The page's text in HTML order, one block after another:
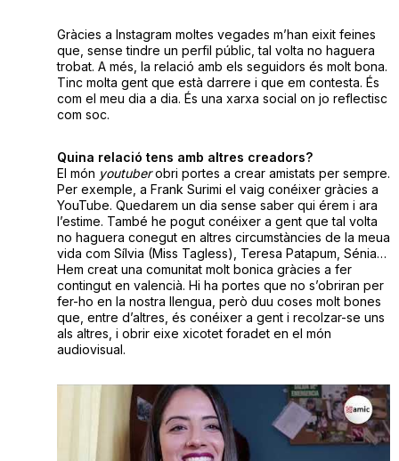
Gràcies a Instagram moltes vegades m’han eixit feines
que, sense tindre un perfil públic, tal volta no haguera
trobat. A més, la relació amb els seguidors és molt bona.
Tinc molta gent que està darrere i que em contesta. És
com el meu dia a dia. És una xarxa social on jo reflectisc
com soc.
Quina relació tens amb altres creadors?
El món youtuberobri portes a crear amistats per sempre.
Per exemple, a Frank Surimi el vaig conéixer gràcies a
YouTube. Quedarem un dia sense saber qui érem i ara
l’estime. També he pogut conéixer a gent que tal volta
no haguera conegut en altres circumstàncies de la meua
vida com Sílvia (Miss Tagless), Teresa Patapum, Sénia…
Hem creat una comunitat molt bonica gràcies a fer
contingut en valencià. Hi ha portes que no s’obriran per
fer-ho en la nostra llengua, però duu coses molt bones
que, entre d’altres, és conéixer a gent i recolzar-se uns
als altres, i obrir eixe xicotet foradet en el món
audiovisual.